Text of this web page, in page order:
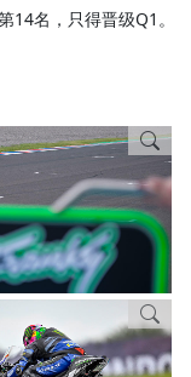
14名，只得晋级Q1。